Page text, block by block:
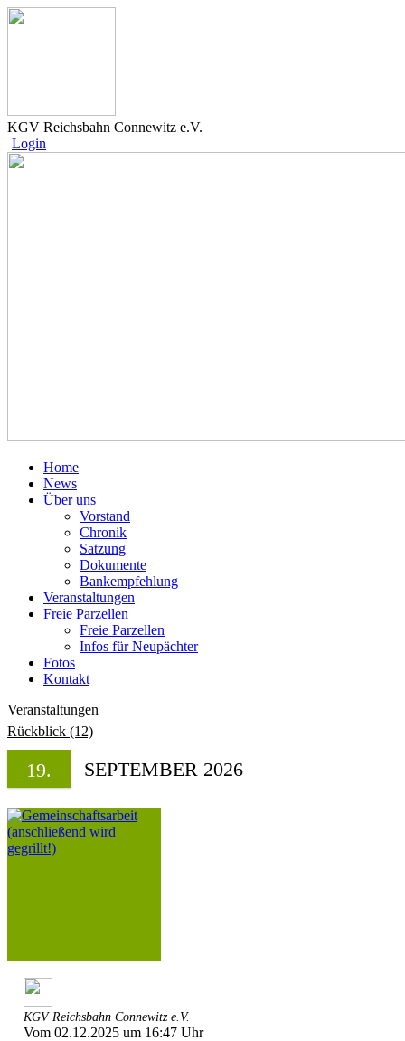
KGV Reichsbahn Connewitz e.V.
Login
Home
News
Über uns
Vorstand
Chronik
Satzung
Dokumente
Bankempfehlung
Veranstaltungen
Freie Parzellen
Freie Parzellen
Infos für Neupächter
Fotos
Kontakt
Veranstaltungen
Rückblick (12)
19. SEPTEMBER 2026
KGV Reichsbahn Connewitz e.V.
Vom 02.12.2025 um 16:47 Uhr